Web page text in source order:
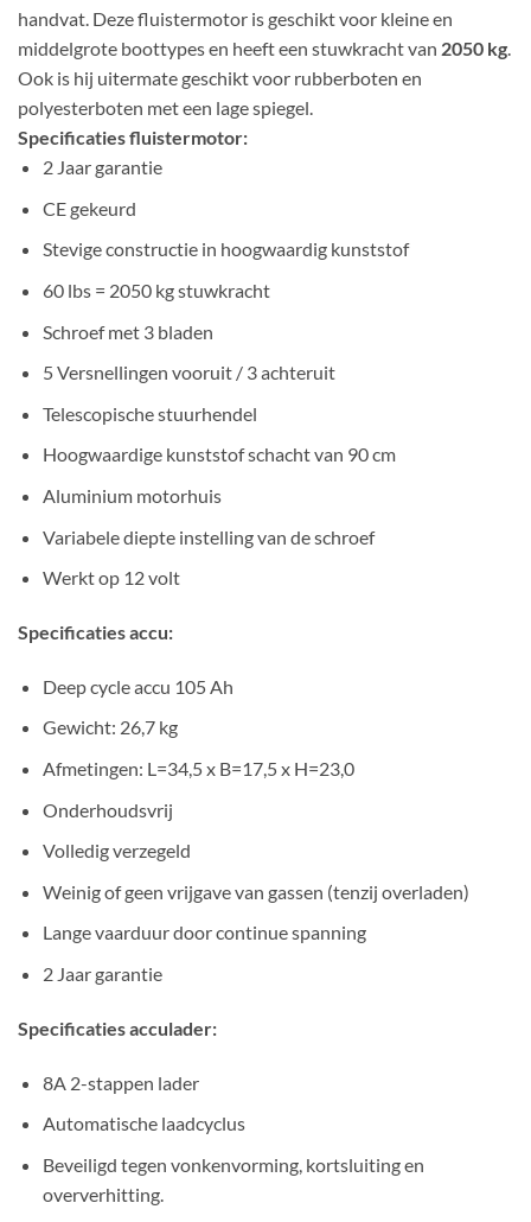
handvat. Deze fluistermotor is geschikt voor kleine en
middelgrote boottypes en heeft een stuwkracht van 2050 kg.
Ook is hij uitermate geschikt voor rubberboten en
polyesterboten met een lage spiegel.
Specificaties fluistermotor:
2 Jaar garantie
CE gekeurd
Stevige constructie in hoogwaardig kunststof
60 lbs = 2050 kg stuwkracht
Schroef met 3 bladen
5 Versnellingen vooruit / 3 achteruit
Telescopische stuurhendel
Hoogwaardige kunststof schacht van 90 cm
Aluminium motorhuis
Variabele diepte instelling van de schroef
Werkt op 12 volt
Specificaties accu:
Deep cycle accu 105 Ah
Gewicht: 26,7 kg
Afmetingen: L=34,5 x B=17,5 x H=23,0
Onderhoudsvrij
Volledig verzegeld
Weinig of geen vrijgave van gassen (tenzij overladen)
Lange vaarduur door continue spanning
2 Jaar garantie
Specificaties acculader:
8A 2-stappen lader
Automatische laadcyclus
Beveiligd tegen vonkenvorming, kortsluiting en
oververhitting.